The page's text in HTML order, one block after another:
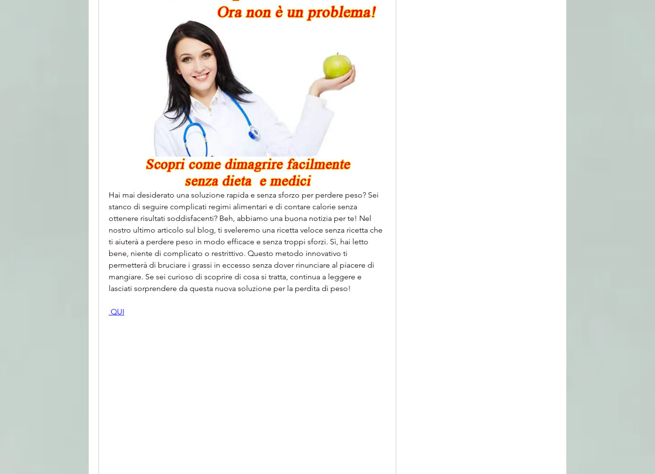
Hai mai desiderato una soluzione rapida e senza sforzo per perdere peso? Sei
stanco di seguire complicati regimi alimentari e di contare calorie senza
ottenere risultati soddisfacenti? Beh, abbiamo una buona notizia per te! Nel
nostro ultimo articolo sul blog, ti sveleremo una ricetta veloce senza ricetta che
ti aiuterà a perdere peso in modo efficace e senza troppi sforzi. Sì, hai letto
bene, niente di complicato o restrittivo. Questo metodo innovativo ti
permetterà di bruciare i grassi in eccesso senza dover rinunciare al piacere di
mangiare. Se sei curioso di scoprire di cosa si tratta, continua a leggere e
lasciati sorprendere da questa nuova soluzione per la perdita di peso!
QUI